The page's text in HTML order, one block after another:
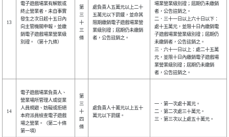
13
電子遊戲場業有解散或
終止營業者，未自事實
發生之次日起十五日內
向主管機關申報，並繳
銷電子遊戲場業營業級
別證。（第十九條）
第
三
十
三
條
處負責人五萬元以上二十
五萬元以下罰鍰，並命其
限期繳銷電子遊戲場業營
業級別證；屆期仍未繳銷
者，公告註銷之。
場業營業級別證；屆期仍未繳銷
者，公告註銷之。
二．三十一日以上六十日以下：
處十五萬元，並限十日內繳銷電
子遊戲場業營業級別證；屆期仍
未繳銷者，公告註銷之。
三．六十一日以上：處二十五萬
元，並限十日內繳銷電子遊戲場
業營業級別證；屆期仍未繳銷
者，公告註銷之。
14
電子遊戲場業負責人、
營業場所管理人或從業
人員規避、妨礙或拒絕
本府派員檢查電子遊戲
場之營業。（第二十條
第一項）
第
三
十
四
條
處負責人十萬元以上五十
萬元以下罰鍰。
一．第一次處十萬元。
二．第二次處三十萬元。
三．第三次以上處五十萬元。